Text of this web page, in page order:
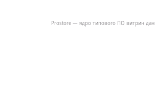
Prostore — ядро типового ПО витрин